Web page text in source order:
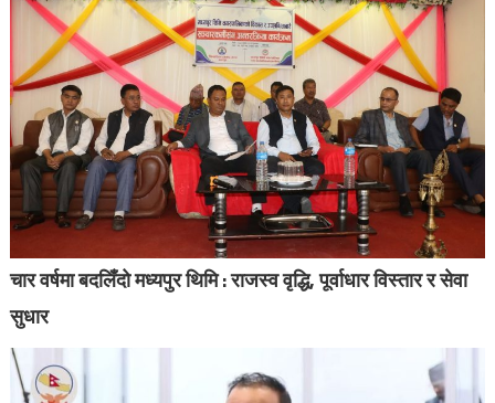
चार वर्षमा बदलिँदो मध्यपुर थिमि : राजस्व वृद्धि, पूर्वाधार विस्तार र सेवा
सुधार